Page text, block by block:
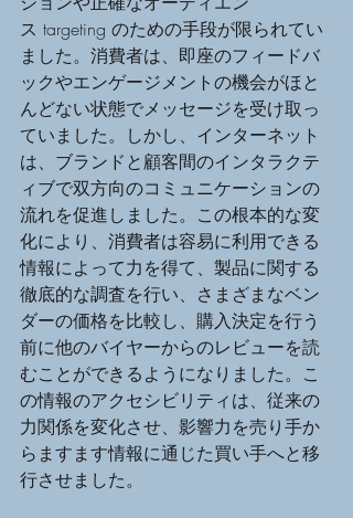
ス targeting のための手段が限られてい
ました。消費者は、即座のフィードバ
ックやエンゲージメントの機会がほと
んどない状態でメッセージを受け取っ
ていました。しかし、インターネット
は、ブランドと顧客間のインタラクテ
ィブで双方向のコミュニケーションの
流れを促進しました。この根本的な変
化により、消費者は容易に利用できる
情報によって力を得て、製品に関する
徹底的な調査を行い、さまざまなベン
ダーの価格を比較し、購入決定を行う
前に他のバイヤーからのレビューを読
むことができるようになりました。こ
の情報のアクセシビリティは、従来の
力関係を変化させ、影響力を売り手か
らますます情報に通じた買い手へと移
行させました。